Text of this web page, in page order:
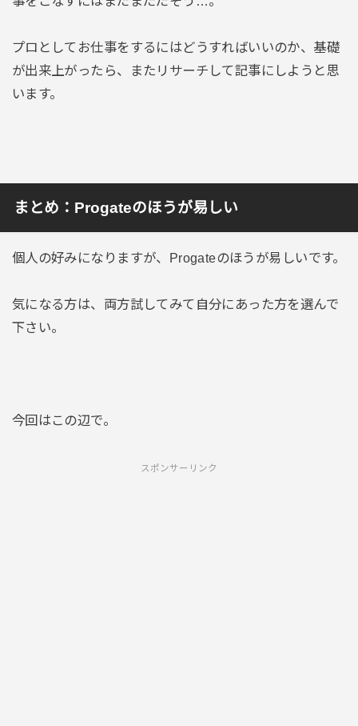
プロとしてお仕事をするにはどうすればいいのか、基礎
が出来上がったら、またリサーチして記事にしようと思
います。
まとめ：Progateのほうが易しい
個人の好みになりますが、Progateのほうが易しいです。
気になる方は、両方試してみて自分にあった方を選んで
下さい。
今回はこの辺で。
スポンサーリンク